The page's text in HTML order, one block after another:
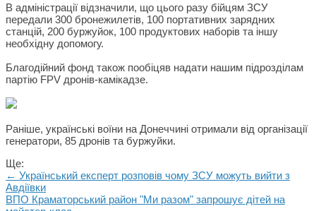
В адміністрації відзначили, що цього разу бійцям ЗСУ
передали 300 бронежилетів, 100 портативних зарядних
станцій, 200 буржуйок, 100 продуктових наборів та іншу
необхідну допомогу.
Благодійний фонд також пообіцяв надати нашим підрозділам
партію FPV дронів-камікадзе.
Раніше, українські воїни на Донеччині отримали від організації
генератори, 85 дронів та буржуйки.
Ще:
← Український експерт розповів чому ЗСУ можуть вийти з
Авдіївки
ВПО Краматорський район "Ми разом" запрошує дітей на